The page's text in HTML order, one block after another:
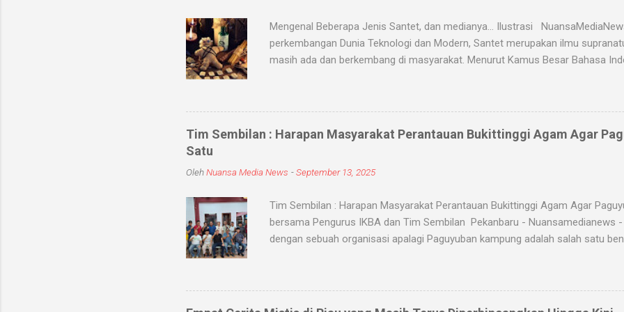
Mengenal Beberapa Jenis Santet, dan medianya... Ilustrasi
perkembangan Dunia Teknologi dan Modern, Santet merupakan ilmu
masih ada dan berkembang di masyarakat. Menurut Kamus Besar Bahasa
objek atau kejadian dengan kekuatan supranatural dari paranormal.
kaum sebangsanya untuk membahayakan orang lain. Banyak medium yang
untuk menyantet seseorang, diantaranya boneka, dupa, kembang, paku,
Medium-medium tersebut 'dikirim' oleh para dukun atau 'orang pintar' yang
khodam Santet jenis ini bekerja ketika dukun santet mengirimkan makhluk
Tim Sembilan : Harapan Masyarakat Perantauan Bukittinggi Agam Agar
Satu
OlehNuansa Media News -September 13, 2025
Tim Sembilan : Harapan Masyarakat Perantauan Bukittinggi Agam Agar
bersama Pengurus IKBA dan Tim Sembilan Pekanbaru - Nuansamedianews
dengan sebuah organisasi apalagi Paguyuban kampung adalah salah satu
kabupaten agam yang berada di perantauan di Ketuai AKBP (pur) Darien
dengan Tokoh tokoh paguyuban Ikatan keluarga Bukittinggi,Agam (IKBA) di
jum'at (12-9-2025). Menurut Darien Cs, pemuka masyarakat Bukittinggi, Agam